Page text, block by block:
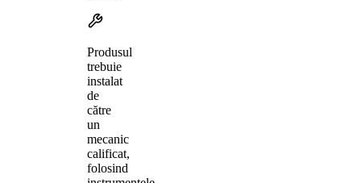
Produsul
trebuie
instalat
de
către
un
mecanic
calificat,
folosind